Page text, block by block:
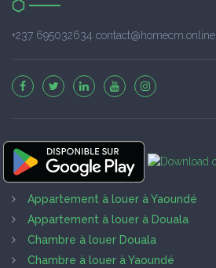
+237 695032634 contact@homecm.online
Appartement à louer à Yaoundé
Appartement à louer à Douala
Chambre à louer Douala
Chambre à louer à Yaoundé